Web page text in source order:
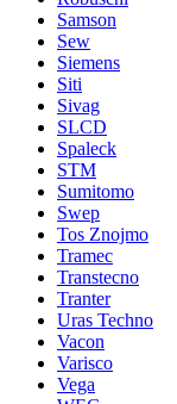
Samson
Sew
Siemens
Siti
Sivag
SLCD
Spaleck
STM
Sumitomo
Swep
Tos Znojmo
Tramec
Transtecno
Tranter
Uras Techno
Vacon
Varisco
Vega